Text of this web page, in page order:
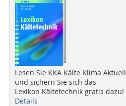
Lesen Sie KKA Kälte Klima Aktuell
und sichern Sie sich das
Lexikon Kältetechnik gratis dazu!
Details